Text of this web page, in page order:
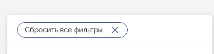
Сбросить все фильтры